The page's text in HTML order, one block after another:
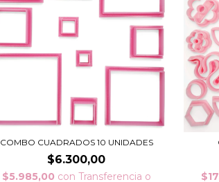
COMBO CUADRADOS 10 UNIDADES
$6.300,00
$5.985,00 con Transferencia o